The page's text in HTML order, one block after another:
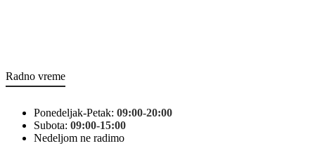
Radno vreme
Ponedeljak-Petak: 09:00-20:00
Subota: 09:00-15:00
Nedeljom ne radimo